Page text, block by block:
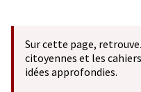
Sur cette page,
citoyennes et les
idées approfondies.